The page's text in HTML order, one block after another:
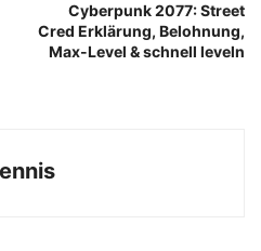
Cyberpunk 2077: Street
Cred Erklärung, Belohnung,
Max-Level & schnell leveln